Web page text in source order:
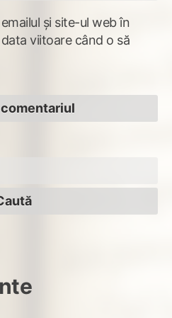
și site-ul web în
viitoare când o să